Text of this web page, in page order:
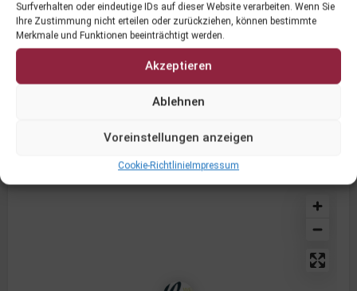
Surfverhalten oder eindeutige IDs auf dieser Website verarbeiten. Wenn Sie
Ihre Zustimmung nicht erteilen oder zurückziehen, können bestimmte
Merkmale und Funktionen beeinträchtigt werden.
Akzeptieren
Ablehnen
Voreinstellungen anzeigen
Cookie-RichtlinieImpressum
Ansprechpartner
DI. Benjamin Herget Bsc., Treffelsdorfer Straße 43,
9300 St. Veit, +43 660 2255236, office@weinbau-